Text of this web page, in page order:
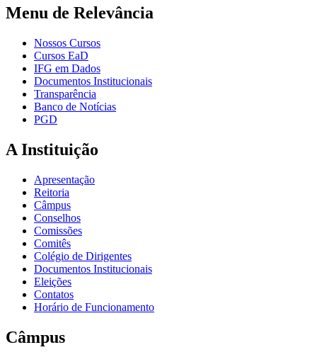
Menu de Relevância
Nossos Cursos
Cursos EaD
IFG em Dados
Documentos Institucionais
Transparência
Banco de Notícias
PGD
A Instituição
Apresentação
Reitoria
Câmpus
Conselhos
Comissões
Comitês
Colégio de Dirigentes
Documentos Institucionais
Eleições
Contatos
Horário de Funcionamento
Câmpus